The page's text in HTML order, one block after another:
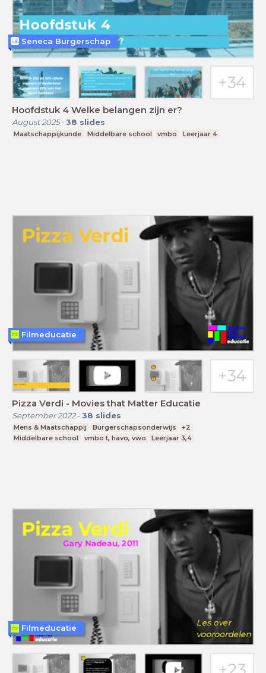
Hoofdstuk 4 Welke belangen zijn er?
August 2025- 38 slides
Maatschappijkunde Middelbare school vmbo Leerjaar 4
Seneca Burgerschap
Pizza Verdi - Movies that Matter Educatie
September 2022- 38 slides
Mens & Maatschappij Burgerschapsonderwijs
+2
Middelbare school
vmbo t, havo, vwo Leerjaar 3,4
Filmeducatie
Filmeducatie